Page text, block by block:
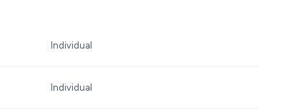
Individual
Individual